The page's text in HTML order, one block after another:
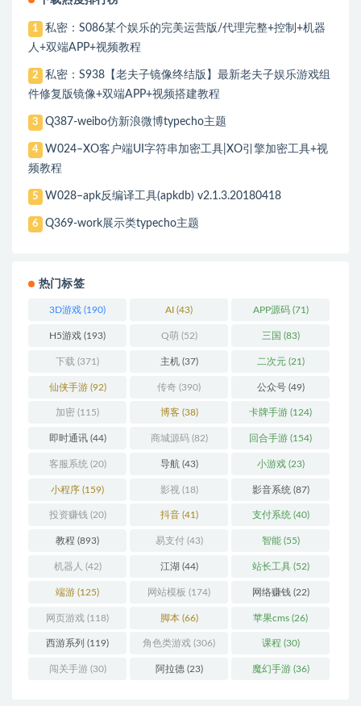
1
私密：S086某个娱乐的完美运营版/代理完整+控制+机器
人+双端APP+视频教程
2
私密：S938【老夫子镜像终结版】最新老夫子娱乐游戏组
件修复版镜像+双端APP+视频搭建教程
3 Q387-weibo仿新浪微博typecho主题
4
W024–XO客户端UI字符串加密工具|XO引擎加密工具+视
频教程
5 W028–apk反编译工具(apkdb) v2.1.3.20180418
6 Q369-work展示类typecho主题
热门标签
3D游戏 (190) AI (43) APP源码(71)
H5游戏 (193) Q萌(52) 三国 (83)
下载 (371) 主机(37) 二次元(21)
仙侠手游(92) 传奇 (390) 公众号(49)
加密 (115) 博客(38) 卡牌手游 (124)
即时通讯(44) 商城源码(82) 回合手游 (154)
客服系统 (20) 导航(43) 小游戏(23)
小程序 (159) 影视(18) 影音系统 (87)
投资赚钱(20) 抖音(41) 支付系统(40)
教程 (893) 易支付(43) 智能(55)
机器人 (42) 江湖 (44) 站长工具(52)
端游 (125) 网站模板 (174) 网络赚钱(22)
网页游戏 (118) 脚本(66) 苹果cms (26)
西游系列 (119) 角色类游戏 (306) 课程 (30)
闯关手游(30) 阿拉德(23) 魔幻手游(36)